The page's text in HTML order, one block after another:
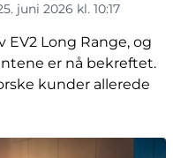
juni 2026 kl. 10:17
Long Range, og
er nå bekreftet.
kunder allerede